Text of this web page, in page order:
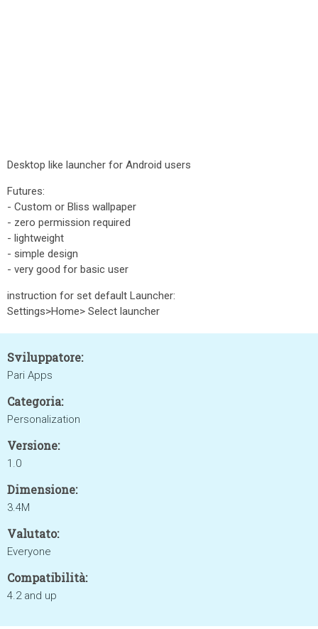
Desktop like launcher for Android users
Futures:
- Custom or Bliss wallpaper
- zero permission required
- lightweight
- simple design
- very good for basic user
instruction for set default Launcher:
Settings>Home> Select launcher
Sviluppatore:
Pari Apps
Categoria:
Personalization
Versione:
1.0
Dimensione:
3.4M
Valutato:
Everyone
Compatibilità:
4.2 and up